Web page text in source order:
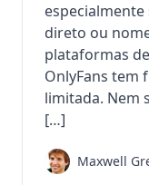
direto ou
plataformas
OnlyFans tem
limitada. Nem
[…]
Maxwell